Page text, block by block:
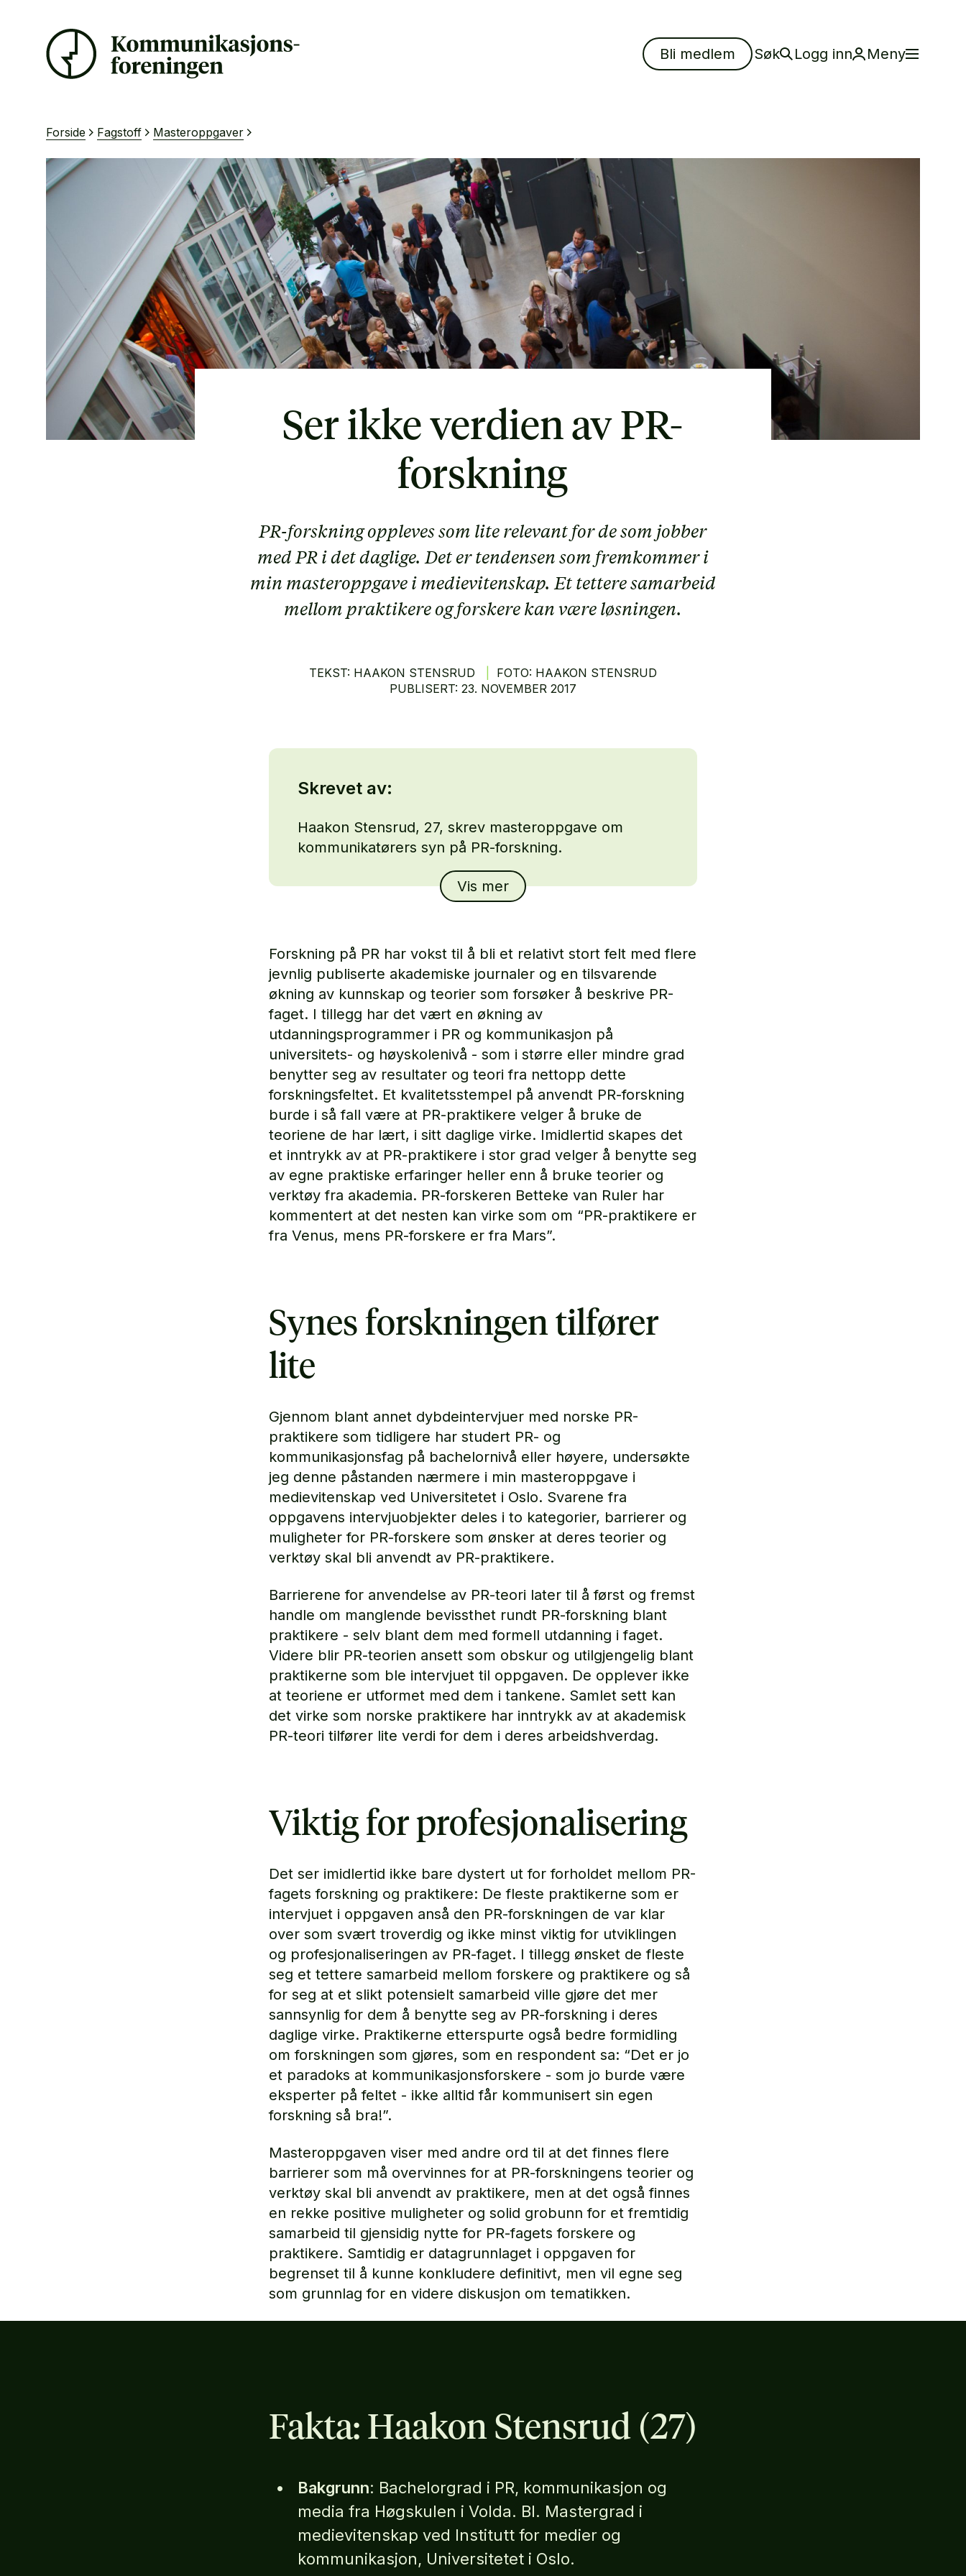
Bli medlem Søk Logg inn Meny
Forside Fagstoff Masteroppgaver
Ser ikke verdien av PR-
forskning
PR-forskning oppleves som lite relevant for de som jobber
med PR i det daglige. Det er tendensen som fremkommer i
min masteroppgave i medievitenskap. Et tettere samarbeid
mellom praktikere og forskere kan være løsningen.
TEKST: HAAKON STENSRUD
FOTO: HAAKON STENSRUD
PUBLISERT: 23. NOVEMBER 2017
Skrevet av:
Haakon Stensrud, 27, skrev masteroppgave om
kommunikatørers syn på PR-forskning.
Vis mer
Forskning på PR har vokst til å bli et relativt stort felt med flere
jevnlig publiserte akademiske journaler og en tilsvarende
økning av kunnskap og teorier som forsøker å beskrive PR-
faget. I tillegg har det vært en økning av
utdanningsprogrammer i PR og kommunikasjon på
universitets- og høyskolenivå - som i større eller mindre grad
benytter seg av resultater og teori fra nettopp dette
forskningsfeltet. Et kvalitetsstempel på anvendt PR-forskning
burde i så fall være at PR-praktikere velger å bruke de
teoriene de har lært, i sitt daglige virke. Imidlertid skapes det
et inntrykk av at PR-praktikere i stor grad velger å benytte seg
av egne praktiske erfaringer heller enn å bruke teorier og
verktøy fra akademia. PR-forskeren Betteke van Ruler har
kommentert at det nesten kan virke som om “PR-praktikere er
fra Venus, mens PR-forskere er fra Mars”.
Synes forskningen tilfører
lite
Gjennom blant annet dybdeintervjuer med norske PR-
praktikere som tidligere har studert PR- og
kommunikasjonsfag på bachelornivå eller høyere, undersøkte
jeg denne påstanden nærmere i min masteroppgave i
medievitenskap ved Universitetet i Oslo. Svarene fra
oppgavens intervjuobjekter deles i to kategorier, barrierer og
muligheter for PR-forskere som ønsker at deres teorier og
verktøy skal bli anvendt av PR-praktikere.
Barrierene for anvendelse av PR-teori later til å først og fremst
handle om manglende bevissthet rundt PR-forskning blant
praktikere - selv blant dem med formell utdanning i faget.
Videre blir PR-teorien ansett som obskur og utilgjengelig blant
praktikerne som ble intervjuet til oppgaven. De opplever ikke
at teoriene er utformet med dem i tankene. Samlet sett kan
det virke som norske praktikere har inntrykk av at akademisk
PR-teori tilfører lite verdi for dem i deres arbeidshverdag.
Viktig for profesjonalisering
Det ser imidlertid ikke bare dystert ut for forholdet mellom PR-
fagets forskning og praktikere: De fleste praktikerne som er
intervjuet i oppgaven anså den PR-forskningen de var klar
over som svært troverdig og ikke minst viktig for utviklingen
og profesjonaliseringen av PR-faget. I tillegg ønsket de fleste
seg et tettere samarbeid mellom forskere og praktikere og så
for seg at et slikt potensielt samarbeid ville gjøre det mer
sannsynlig for dem å benytte seg av PR-forskning i deres
daglige virke. Praktikerne etterspurte også bedre formidling
om forskningen som gjøres, som en respondent sa: “Det er jo
et paradoks at kommunikasjonsforskere - som jo burde være
eksperter på feltet - ikke alltid får kommunisert sin egen
forskning så bra!”.
Masteroppgaven viser med andre ord til at det finnes flere
barrierer som må overvinnes for at PR-forskningens teorier og
verktøy skal bli anvendt av praktikere, men at det også finnes
en rekke positive muligheter og solid grobunn for et fremtidig
samarbeid til gjensidig nytte for PR-fagets forskere og
praktikere. Samtidig er datagrunnlaget i oppgaven for
begrenset til å kunne konkludere definitivt, men vil egne seg
som grunnlag for en videre diskusjon om tematikken.
Fakta: Haakon Stensrud (27)
Bakgrunn: Bachelorgrad i PR, kommunikasjon og
media fra Høgskulen i Volda. BI. Mastergrad i
medievitenskap ved Institutt for medier og
kommunikasjon, Universitetet i Oslo.